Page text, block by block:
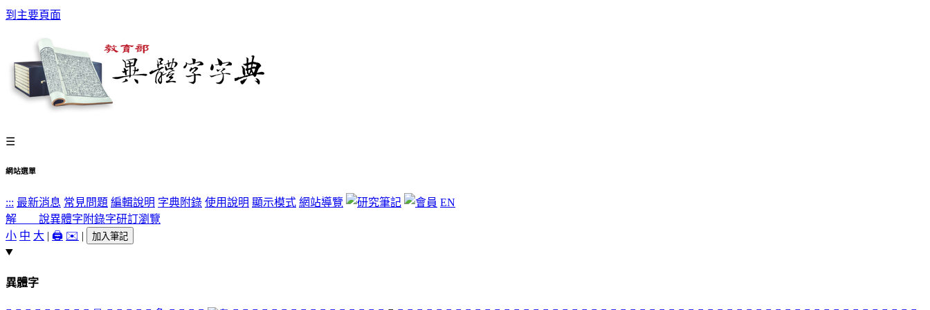
到主要頁面
☰
網站選單
::: 最新消息 常見問題 編輯說明 字典附錄 使用說明 顯示模式 網站導覽
EN
解 說異體字 附錄字研訂瀏覽
小 中 大 | 🖨️ ✉️ | 加入筆記
異體字